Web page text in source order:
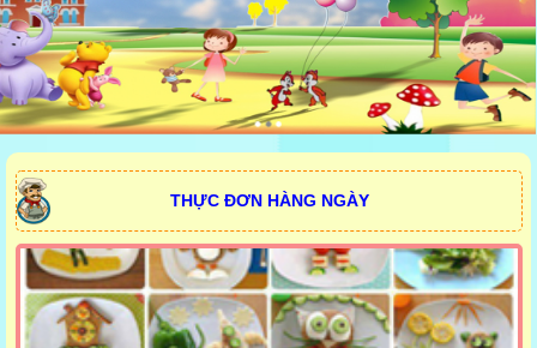
THỰC ĐƠN HÀNG NGÀY